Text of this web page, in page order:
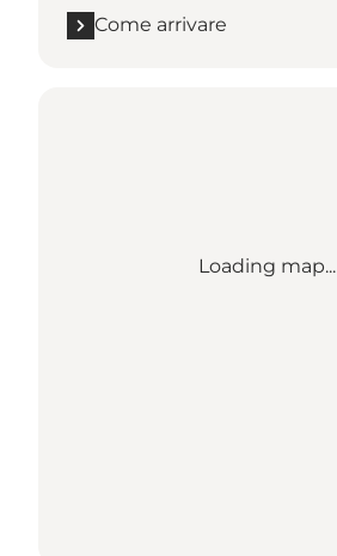
Come arrivare
Loading map...